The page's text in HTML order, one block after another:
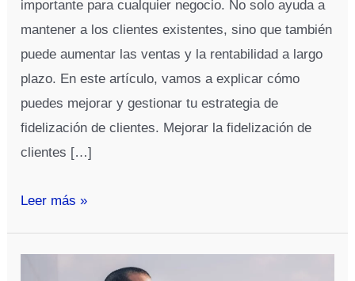
importante para cualquier negocio. No solo ayuda a
mantener a los clientes existentes, sino que también
puede aumentar las ventas y la rentabilidad a largo
plazo. En este artículo, vamos a explicar cómo
puedes mejorar y gestionar tu estrategia de
fidelización de clientes. Mejorar la fidelización de
clientes […]
¿Cómo
Leer más »